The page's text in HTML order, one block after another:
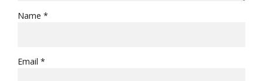
Name *
Email *